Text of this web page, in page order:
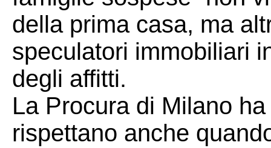
della prima casa, ma
speculatori immobiliari
degli affitti.
La Procura di Milano
rispettano anche